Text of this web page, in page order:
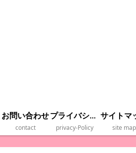
お問い合わせ
contact
プライバシーポリシー
privacy‐Policy
サイトマ
site map